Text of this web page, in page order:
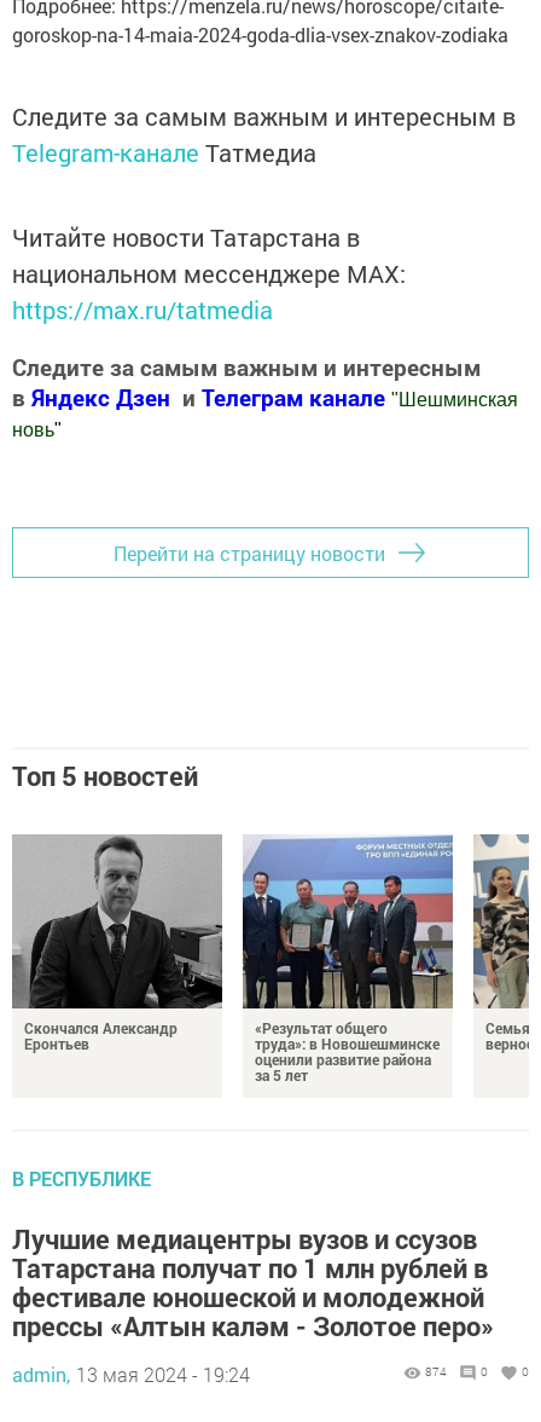
Подробнее: https://menzela.ru/news/horoscope/citaite-
goroskop-na-14-maia-2024-goda-dlia-vsex-znakov-zodiaka
Следите за самым важным и интересным в
Telegram-канале Татмедиа
Читайте новости Татарстана в
национальном мессенджере MАХ:
https://max.ru/tatmedia
Следите за самым важным и интересным
в Яндекс Дзен и Телеграм канале " Шешминская
новь"
Перейти на страницу новости
Топ 5 новостей
Скончался Александр
Еронтьев
«Результат общего
труда»: в Новошешминске
оценили развитие района
за 5 лет
Семья
В РЕСПУБЛИКЕ
Лучшие медиацентры вузов и ссузов
Татарстана получат по 1 млн рублей в
фестивале юношеской и молодежной
прессы «Алтын каләм - Золотое перо»
admin, 13 мая 2024 - 19:24 874 0 0